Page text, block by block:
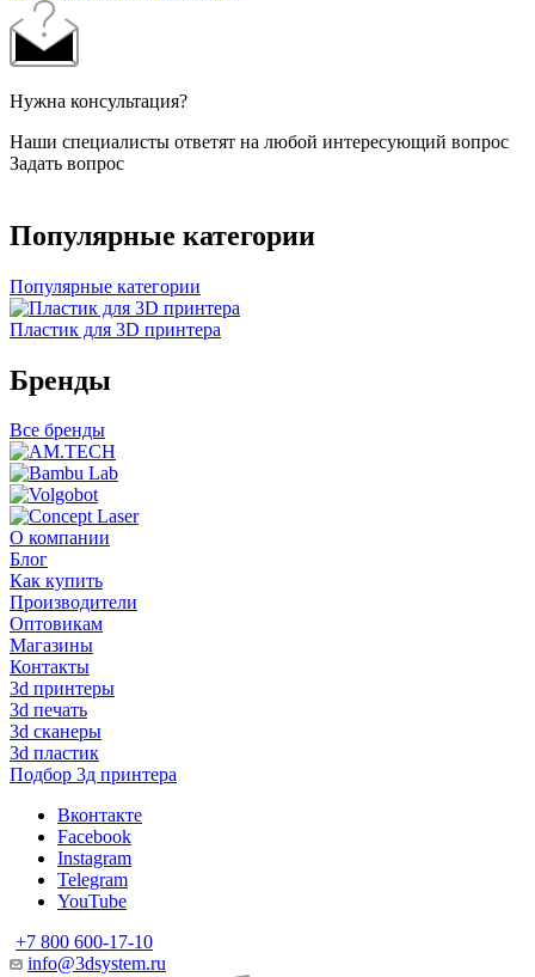
Нужна консультация?
Наши специалисты ответят на любой интересующий вопрос
Задать вопрос
Популярные категории
Популярные категории
Пластик для 3D принтера
Бренды
Все бренды
О компании
Блог
Как купить
Производители
Оптовикам
Магазины
Контакты
3d принтеры
3d печать
3d сканеры
3d пластик
Подбор 3д принтера
Вконтакте
Facebook
Instagram
Telegram
YouTube
+7 800 600-17-10
info@3dsystem.ru